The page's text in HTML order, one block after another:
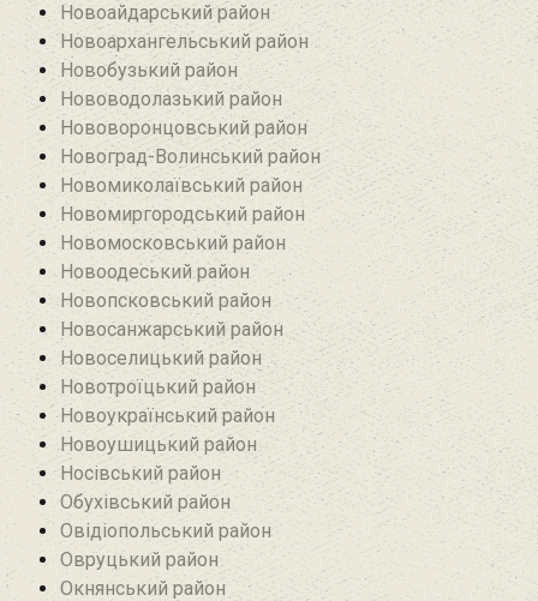
Новоайдарський район‎
Новоархангельський район
Новобузький район‎
Нововодолазький район
Нововоронцовський район‎
Новоград-Волинський район
Новомиколаївський район‎
Новомиргородський район
Новомосковський район
Новоодеський район‎
Новопсковський район‎
Новосанжарський район
Новоселицький район
Новотроїцький район
Новоукраїнський район
Новоушицький район
Носівський район
Обухівський район
Овідіопольський район‎
Овруцький район‎
Окнянський район